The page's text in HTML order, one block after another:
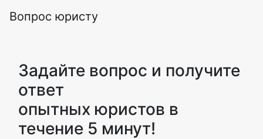
Вопрос юристу
Задайте вопрос и получите
ответ
опытных юристов в
течение 5 минут!